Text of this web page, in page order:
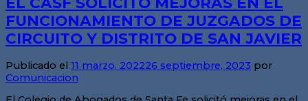
FUNCIONAMIENTO DE JUZGADOS DE
CIRCUITO Y DISTRITO DE SAN JAVIER
Publicado el 11 marzo, 202226 septiembre, 2023 por
Comunicacion